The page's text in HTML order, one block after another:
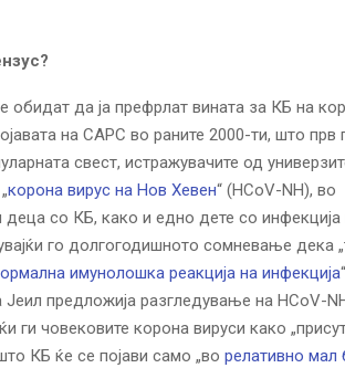
обидат да ја префрлат вината за КБ на
на САРС во раните 2000-ти, што прв
свест, истражувачите од
корона вирус на Нов Хевен“ (HCoV-NH), во
деца со КБ, како и едно дете со инфекција
го долгогодишното сомневање дека
имунолошка реакција на инфекција
предложија разгледување на HCoV-
ги човековите корона вируси како
КБ ќе се појави само „во релативно мал